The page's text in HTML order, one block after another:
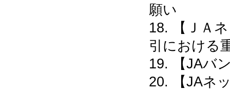
願い
18. 【ＪＡ
引における
19. 【JAバ
20. 【JAネ